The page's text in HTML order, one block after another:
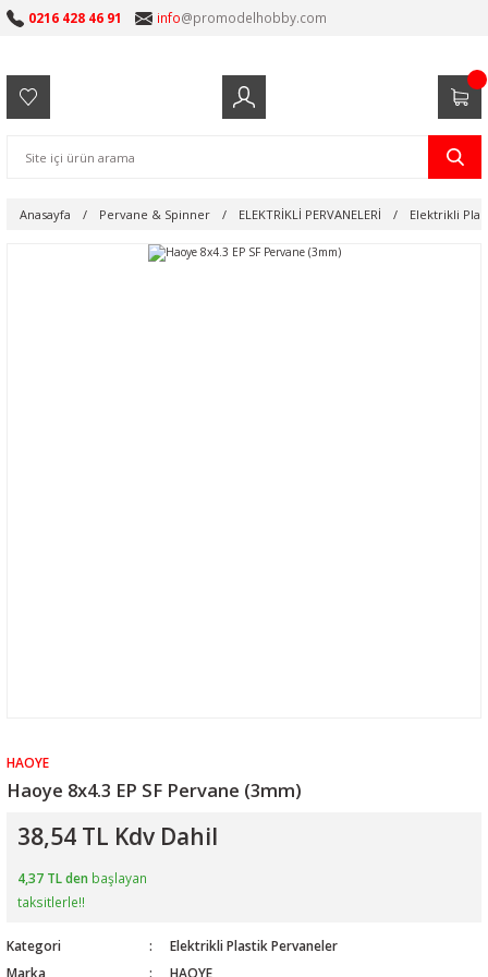
0216 428 46 91 info@promodelhobby.com
Anasayfa Pervane & Spinner ELEKTRİKLİ PERVANELERİ Elektrikli
HAOYE
Haoye 8x4.3 EP SF Pervane (3mm)
38,54 TL Kdv Dahil
4,37 TL den başlayan
taksitlerle!!
Kategori
Elektrikli Plastik Pervaneler
Marka
HAOYE